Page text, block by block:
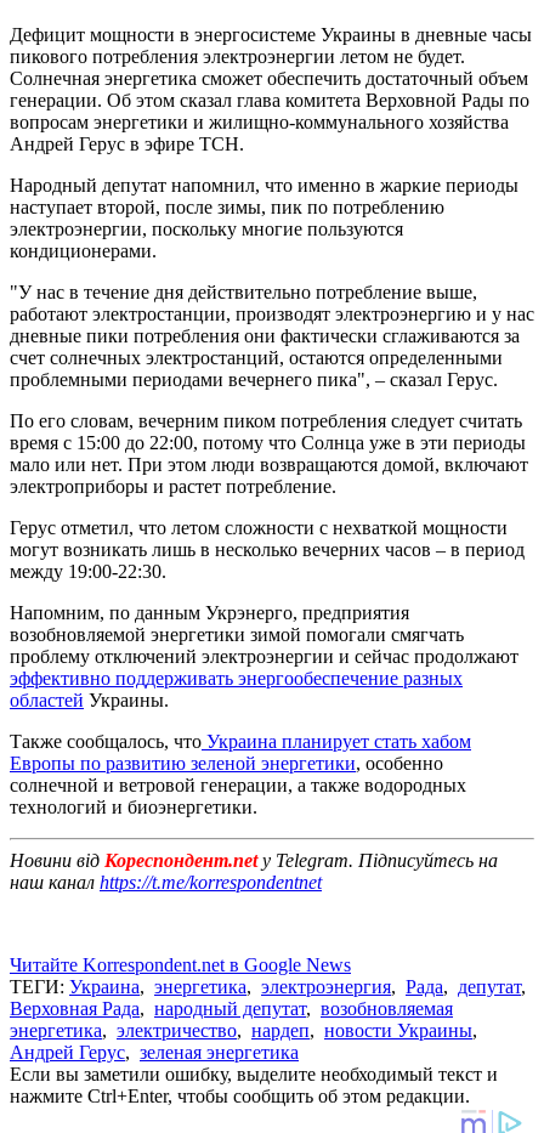
Дефицит мощности в энергосистеме Украины в дневные часы
пикового потребления электроэнергии летом не будет.
Солнечная энергетика сможет обеспечить достаточный объем
генерации. Об этом сказал глава комитета Верховной Рады по
вопросам энергетики и жилищно-коммунального хозяйства
Андрей Герус в эфире ТСН.
Народный депутат напомнил, что именно в жаркие периоды
наступает второй, после зимы, пик по потреблению
электроэнергии, поскольку многие пользуются
кондиционерами.
"У нас в течение дня действительно потребление выше,
работают электростанции, производят электроэнергию и у нас
дневные пики потребления они фактически сглаживаются за
счет солнечных электростанций, остаются определенными
проблемными периодами вечернего пика", – сказал Герус.
По его словам, вечерним пиком потребления следует считать
время с 15:00 до 22:00, потому что Солнца уже в эти периоды
мало или нет. При этом люди возвращаются домой, включают
электроприборы и растет потребление.
Герус отметил, что летом сложности с нехваткой мощности
могут возникать лишь в несколько вечерних часов – в период
между 19:00-22:30.
Напомним, по данным Укрэнерго, предприятия
возобновляемой энергетики зимой помогали смягчать
проблему отключений электроэнергии и сейчас продолжают
эффективно поддерживать энергообеспечение разных
областей Украины.
Также сообщалось, что Украина планирует стать хабом
Европы по развитию зеленой энергетики, особенно
солнечной и ветровой генерации, а также водородных
технологий и биоэнергетики.
Новини від Кореспондент.netу Telegram. Підписуйтесь на
наш канал https://t.me/korrespondentnet
Читайте Korrespondent.net в Google News
ТЕГИ: Украина, энергетика, электроэнергия, Рада, депутат,
Верховная Рада, народный депутат, возобновляемая
энергетика, электричество, нардеп, новости Украины,
Андрей Герус, зеленая энергетика
Если вы заметили ошибку, выделите необходимый текст и
нажмите Ctrl+Enter, чтобы сообщить об этом редакции.